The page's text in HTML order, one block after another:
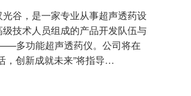
谷，是一家专业从事超声透药设
技术人员组成的产品开发队伍与
多功能超声透药仪。公司将在
，创新成就未来”将指导…